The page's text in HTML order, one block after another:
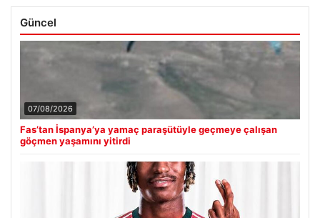
Güncel
07/08/2026
Fas’tan İspanya’ya yamaç paraşütüyle geçmeye çalışan
göçmen yaşamını yitirdi